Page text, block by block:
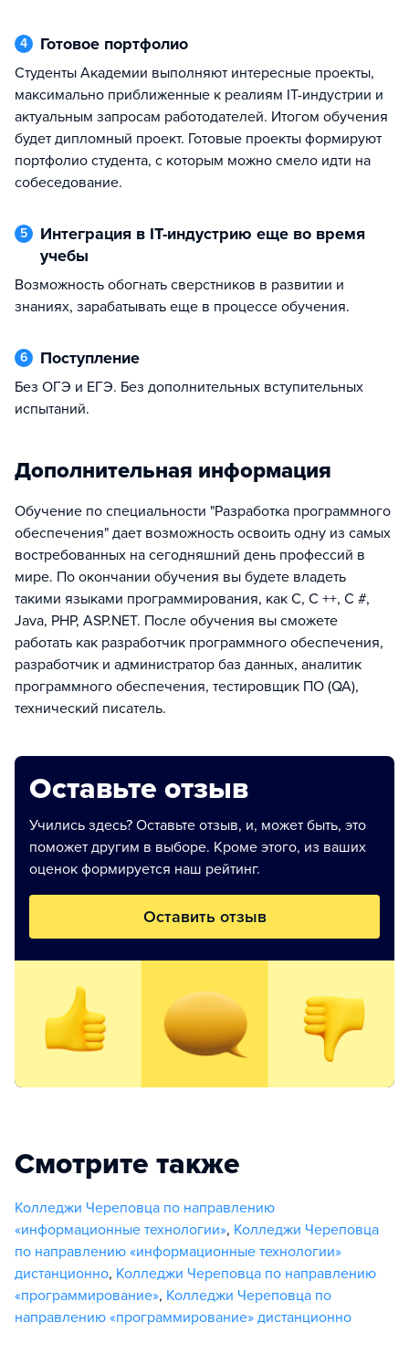
4 Готовое портфолио
Студенты Академии выполняют интересные проекты,
максимально приближенные к реалиям IT-индустрии и
актуальным запросам работодателей. Итогом обучения
будет дипломный проект. Готовые проекты формируют
портфолио студента, с которым можно смело идти на
собеседование.
5
Интеграция в IT-индустрию еще во время
учебы
Возможность обогнать сверстников в развитии и
знаниях, зарабатывать еще в процессе обучения.
6 Поступление
Без ОГЭ и ЕГЭ. Без дополнительных вступительных
испытаний.
Дополнительная информация
Обучение по специальности "Разработка программного
обеспечения" дает возможность освоить одну из самых
востребованных на сегодняшний день профессий в
мире. По окончании обучения вы будете владеть
такими языками программирования, как С, С ++, С #,
Java, PHP, ASP.NET. После обучения вы сможете
работать как разработчик программного обеспечения,
разработчик и администратор баз данных, аналитик
программного обеспечения, тестировщик ПО (QA),
технический писатель.
Оставьте отзыв
Учились здесь? Оставьте отзыв, и, может быть, это
поможет другим в выборе. Кроме этого, из ваших
оценок формируется наш рейтинг.
Оставить отзыв
Смотрите также
Колледжи Череповца по направлению
«информационные технологии», Колледжи Череповца
по направлению «информационные технологии»
дистанционно, Колледжи Череповца по направлению
«программирование», Колледжи Череповца по
направлению «программирование» дистанционно